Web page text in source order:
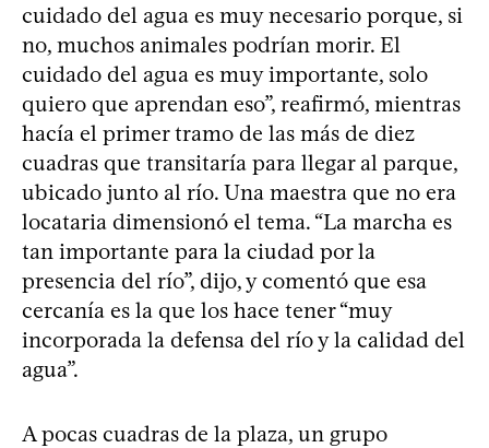
cuidado del agua es muy necesario porque, si
no, muchos animales podrían morir. El
cuidado del agua es muy importante, solo
quiero que aprendan eso”, reafirmó, mientras
hacía el primer tramo de las más de diez
cuadras que transitaría para llegar al parque,
ubicado junto al río. Una maestra que no era
locataria dimensionó el tema. “La marcha es
tan importante para la ciudad por la
presencia del río”, dijo, y comentó que esa
cercanía es la que los hace tener “muy
incorporada la defensa del río y la calidad del
agua”.
A pocas cuadras de la plaza, un grupo